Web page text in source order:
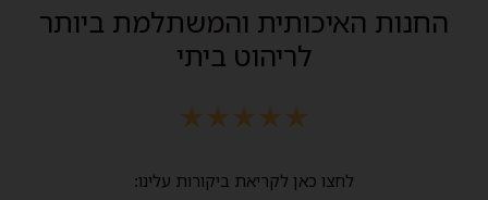
החנות האיכותית והמשתלמת ביותר
לריהוט ביתי
★
★
★
★
★
לחצו כאן לקריאת ביקורות עלינו: